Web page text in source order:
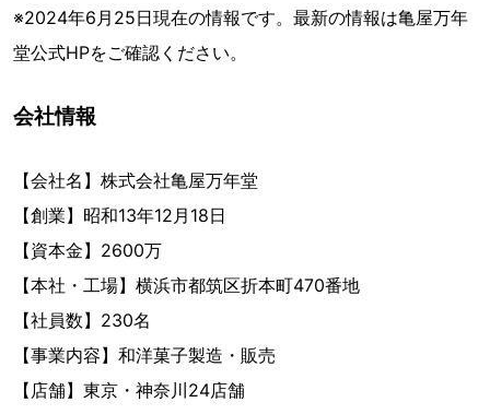
※2024年6月25日現在の情報です。最新の情報は亀屋万年
堂公式HPをご確認ください。
会社情報
【会社名】株式会社亀屋万年堂
【創業】昭和13年12月18日
【資本金】2600万
【本社・工場】横浜市都筑区折本町470番地
【社員数】230名
【事業内容】和洋菓子製造・販売
【店舗】東京・神奈川24店舗